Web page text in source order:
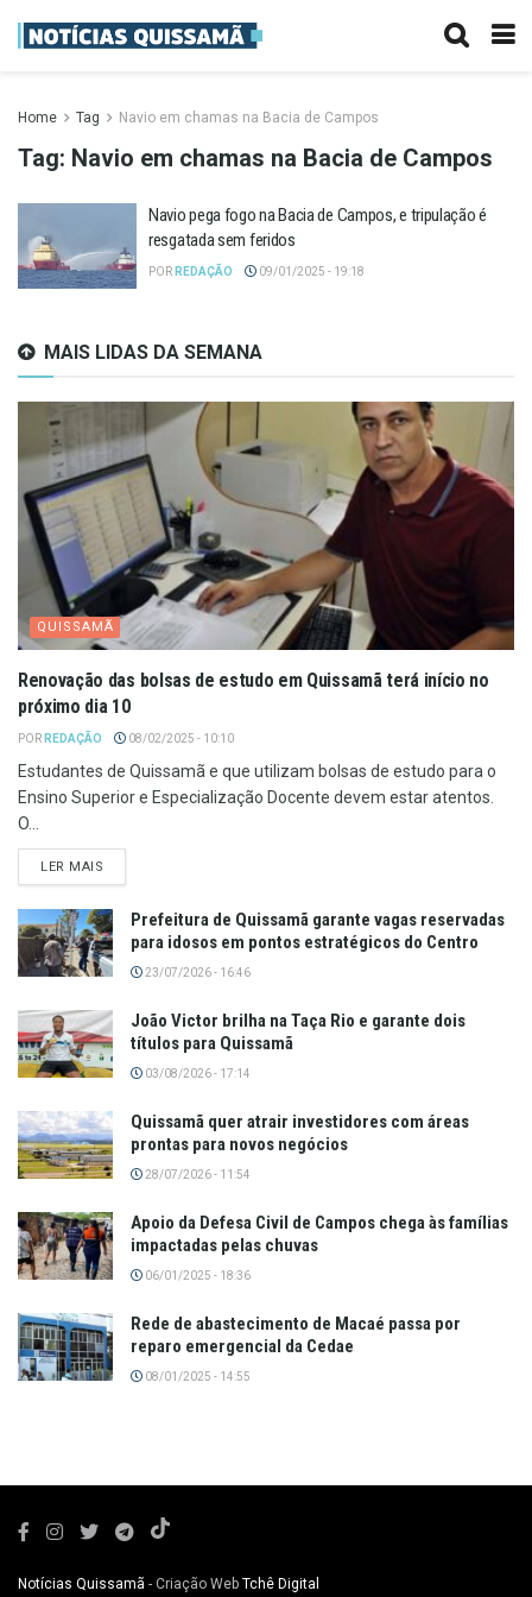
Home Tag Navio em chamas na Bacia de Campos
Tag: Navio em chamas na Bacia de Campos
Navio pega fogo na Bacia de Campos, e tripulação é
resgatada sem feridos
POR REDAÇÃO 09/01/2025 - 19:18
MAIS LIDAS DA SEMANA
QUISSAMÃ
Renovação das bolsas de estudo em Quissamã terá início no
próximo dia 10
POR REDAÇÃO 08/02/2025 - 10:10
Estudantes de Quissamã e que utilizam bolsas de estudo para o
Ensino Superior e Especialização Docente devem estar atentos.
O...
LER MAIS
Prefeitura de Quissamã garante vagas reservadas
para idosos em pontos estratégicos do Centro
23/07/2026 - 16:46
João Victor brilha na Taça Rio e garante dois
títulos para Quissamã
03/08/2026 - 17:14
Quissamã quer atrair investidores com áreas
prontas para novos negócios
28/07/2026 - 11:54
Apoio da Defesa Civil de Campos chega às famílias
impactadas pelas chuvas
06/01/2025 - 18:36
Rede de abastecimento de Macaé passa por
reparo emergencial da Cedae
08/01/2025 - 14:55
Notícias Quissamã - Criação Web Tchê Digital